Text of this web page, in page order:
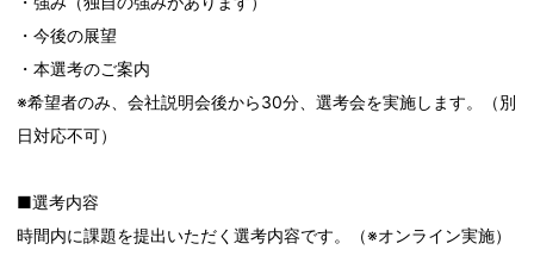
・今後の展望
・本選考のご案内
※希望者のみ、会社説明会後から30分、選考会を実施します。（別
日対応不可）
■選考内容
時間内に課題を提出いただく選考内容です。（※オンライン実施）